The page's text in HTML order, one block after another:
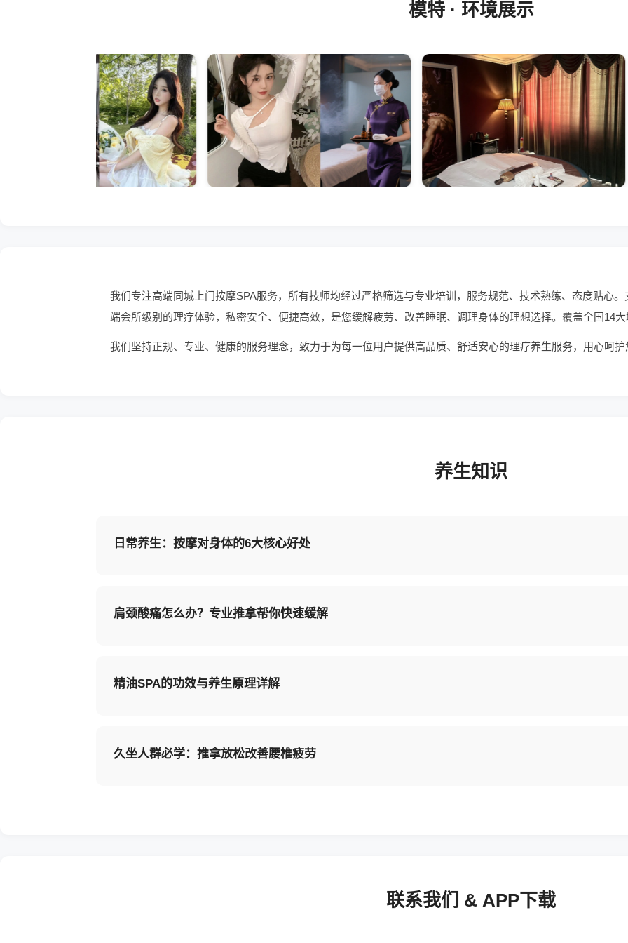
模特 · 环境展示
我们专注高端同城上门按摩SPA服务，所有技师均经过严格筛选与专业培训，服务规范、技术熟练、态度贴心
端会所级别的理疗体验，私密安全、便捷高效，是您缓解疲劳、改善睡眠、调理身体的理想选择。覆盖全国14
我们坚持正规、专业、健康的服务理念，致力于为每一位用户提供高品质、舒适安心的理疗养生服务，用心呵
养生知识
日常养生：按摩对身体的6大核心好处
肩颈酸痛怎么办？专业推拿帮你快速缓解
精油SPA的功效与养生原理详解
久坐人群必学：推拿放松改善腰椎疲劳
联系我们 & APP下载